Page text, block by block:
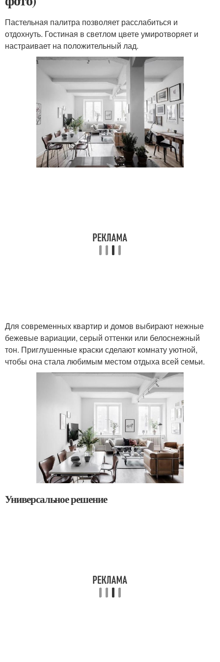
Пастельная палитра позволяет расслабиться и
отдохнуть. Гостиная в светлом цвете умиротворяет и
настраивает на положительный лад.
Для современных квартир и домов выбирают нежные
бежевые вариации, серый оттенки или белоснежный
тон. Приглушенные краски сделают комнату уютной,
чтобы она стала любимым местом отдыха всей семьи.
Универсальное решение